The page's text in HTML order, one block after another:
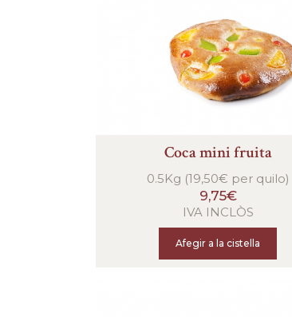
Coca mini fruita
0.5Kg (19,50€ per quilo)
9,75€
IVA INCLÒS
Afegir a la cistella